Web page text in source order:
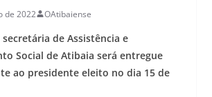
de 2022 OAtibaiense
de Assistência e
Social de Atibaia será entregue
ao presidente eleito no dia 15 de